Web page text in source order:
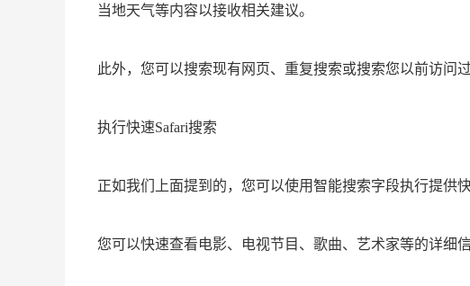
当地天气等内容以接收相关建议。
此外，您可以搜索现有网页、重复搜索或搜索您以前访问
执行快速Safari搜索
正如我们上面提到的，您可以使用智能搜索字段执行提供
您可以快速查看电影、电视节目、歌曲、艺术家等的详细